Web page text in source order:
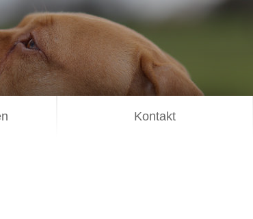
Kontakt